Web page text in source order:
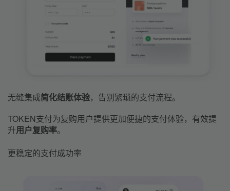
无缝集成简化结账体验，告别繁琐的支付流程。
TOKEN支付为复购用户提供更加便捷的支付体验，有效提
升用户复购率。
更稳定的支付成功率